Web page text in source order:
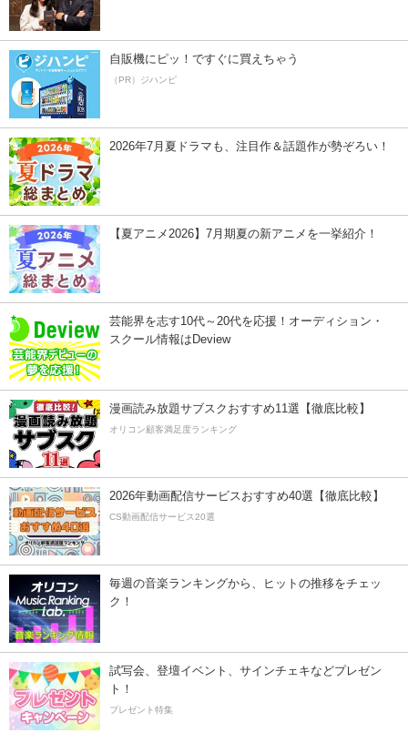
自販機にピッ！ですぐに買えちゃう
（PR）ジハンピ
2026年7月夏ドラマも、注目作＆話題作が勢ぞろい！
【夏アニメ2026】7月期夏の新アニメを一挙紹介！
芸能界を志す10代～20代を応援！オーディション・
スクール情報はDeview
漫画読み放題サブスクおすすめ11選【徹底比較】
オリコン顧客満足度ランキング
2026年動画配信サービスおすすめ40選【徹底比較】
CS動画配信サービス20選
毎週の音楽ランキングから、ヒットの推移をチェッ
ク！
試写会、登壇イベント、サインチェキなどプレゼン
ト！
プレゼント特集